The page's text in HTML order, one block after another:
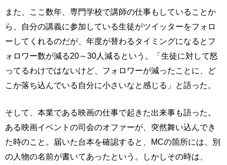
また、ここ数年、専門学校で講師の仕事もしていることか
ら、自分の講義に参加している生徒がツイッターをフォロ
ーしてくれるのだが、年度が替わるタイミングになるとフ
ォロワー数が減る20～30人減るという。「生徒に対して怒
ってるわけではないけど、フォロワーが減ったことに、ど
こか落ち込んでいる自分に小さいなと感じる」と語った。
そして、本業である映画の仕事で起きた出来事も語った。
ある映画イベントの司会のオファーが、突然舞い込んでき
た時のこと。届いた台本を確認すると、MCの箇所には、別
の人物の名前が書いてあったという。しかしその時は、